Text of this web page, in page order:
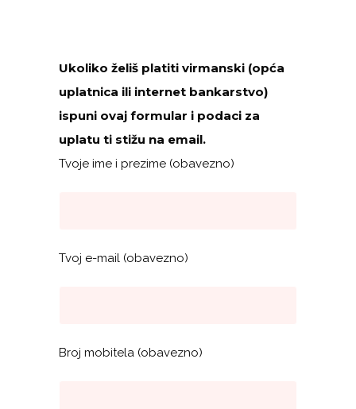
Ukoliko želiš platiti virmanski (opća
uplatnica ili internet bankarstvo)
ispuni ovaj formular i podaci za
uplatu ti stižu na email.
Tvoje ime i prezime (obavezno)
Tvoj e-mail (obavezno)
Broj mobitela (obavezno)